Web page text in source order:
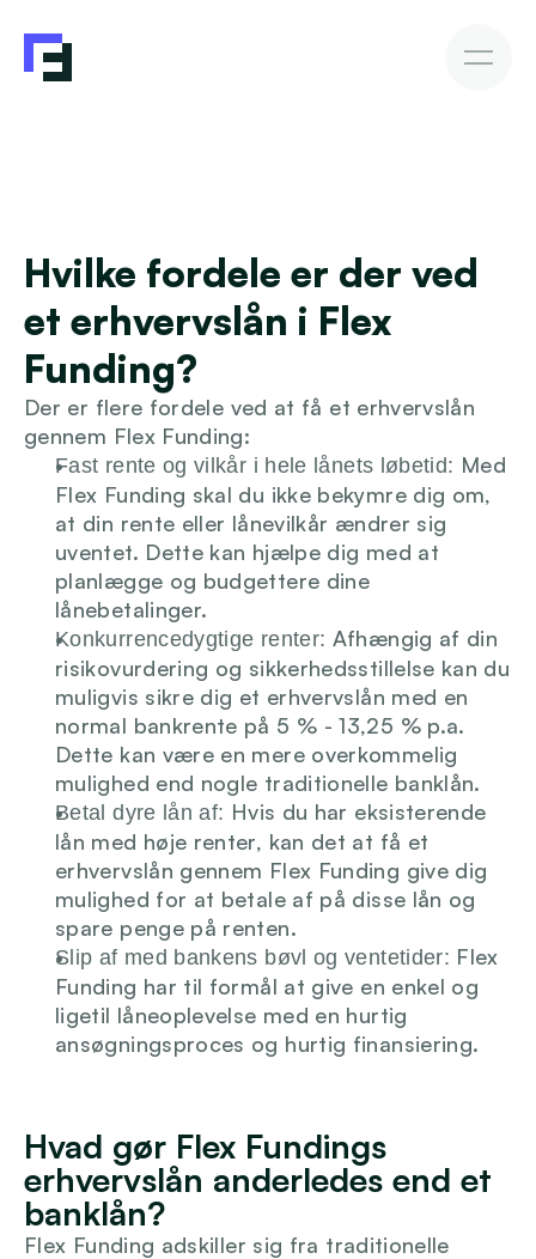
Finansiering
For investorer
Viden
Blive investor
Login
Hvilke fordele er der ved
et erhvervslån i Flex
Funding?
Der er flere fordele ved at få et erhvervslån
gennem Flex Funding:
Fast rente og vilkår i hele lånets løbetid: Med
Flex Funding skal du ikke bekymre dig om,
at din rente eller lånevilkår ændrer sig
uventet. Dette kan hjælpe dig med at
planlægge og budgettere dine
lånebetalinger.
Konkurrencedygtige renter: Afhængig af din
risikovurdering og sikkerhedsstillelse kan du
muligvis sikre dig et erhvervslån med en
normal bankrente på 5 % - 13,25 % p.a.
Dette kan være en mere overkommelig
mulighed end nogle traditionelle banklån.
Betal dyre lån af: Hvis du har eksisterende
lån med høje renter, kan det at få et
erhvervslån gennem Flex Funding give dig
mulighed for at betale af på disse lån og
spare penge på renten.
Slip af med bankens bøvl og ventetider: Flex
Funding har til formål at give en enkel og
ligetil låneoplevelse med en hurtig
ansøgningsproces og hurtig finansiering.
Hvad gør Flex Fundings
erhvervslån anderledes end et
banklån?
Flex Funding adskiller sig fra traditionelle